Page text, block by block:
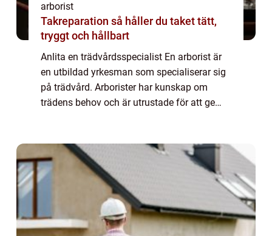
arborist
Takreparation så håller du taket tätt,
tryggt och hållbart
Anlita en trädvårdsspecialist En arborist är
en utbildad yrkesman som specialiserar sig
på trädvård. Arborister har kunskap om
trädens behov och är utrustade för att ge